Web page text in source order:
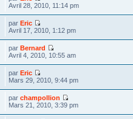
Avril 28, 2010, 11:14 pm
parEric
Avril 17, 2010, 1:12 pm
parBernard
Avril 4, 2010, 10:55 am
parEric
Mars 29, 2010, 9:44 pm
parchampollion
Mars 21, 2010, 3:39 pm